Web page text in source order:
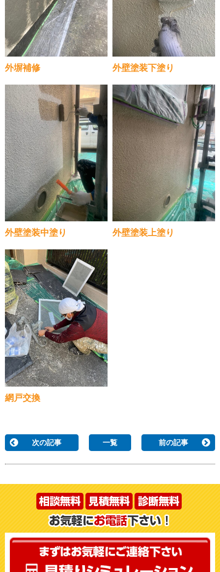
外塀補修 外壁塗装下塗り
外壁塗装中塗り 外壁塗装上塗り
網戸交換
次の記事 一覧 前の記事